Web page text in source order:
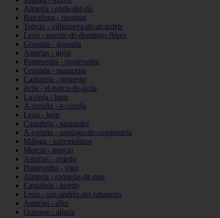
Almería - olula-del-río
Barcelona - montgat
Toledo - villanueva-de-alcardete
León - puente-de-domingo-flórez
Granada - granada
Asturias - gijón
Pontevedra - pontevedra
Granada - maracena
Cantabria - riotuerto
ávila - el-barco-de-ávila
La-rioja - haro
A-coruña - a-coruña
León - león
Cantabria - santander
A-coruña - santiago-de-compostela
Málaga - torremolinos
Murcia - murcia
Asturias - oviedo
Pontevedra - vigo
Almería - roquetas-de-mar
Cantabria - laredo
León - san-andrés-del-rabanedo
Asturias - aller
Ourense - allariz